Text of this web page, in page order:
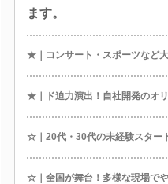
ます。
★｜コンサート・スポーツなど
★｜ド迫力演出！自社開発のオ
☆｜20代・30代の未経験スター
☆｜全国が舞台！多様な現場で